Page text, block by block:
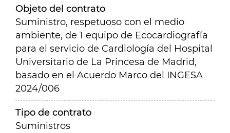
Objeto del contrato
Suministro, respetuoso con el medio
ambiente, de 1 equipo de Ecocardiografía
para el servicio de Cardiología del Hospital
Universitario de La Princesa de Madrid,
basado en el Acuerdo Marco del INGESA
2024/006
Tipo de contrato
Suministros